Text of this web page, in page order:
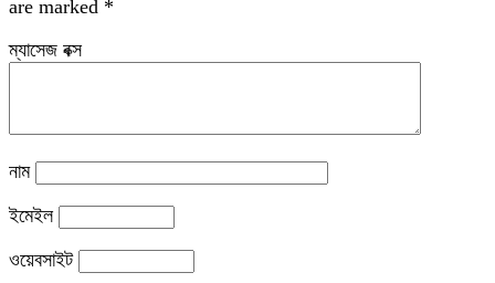
are marked *
ম্যাসেজ বক্স
নাম
ইমেইল
ওয়েবসাইট